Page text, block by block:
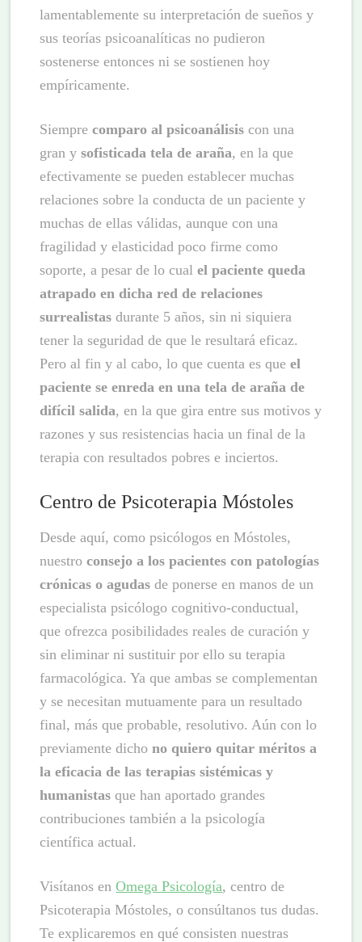
lamentablemente su interpretación de sueños y
sus teorías psicoanalíticas no pudieron
sostenerse entonces ni se sostienen hoy
empíricamente.
Siemprecomparo al psicoanálisis con una
gran ysofisticada tela de araña, en la que
efectivamente se pueden establecer muchas
relaciones sobre la conducta de un paciente y
muchas de ellas válidas, aunque con una
fragilidad y elasticidad poco firme como
soporte, a pesar de lo cualel paciente queda
atrapado en dicha red de relaciones
surrealistas durante 5 años, sin ni siquiera
tener la seguridad de que le resultará eficaz.
Pero al fin y al cabo, lo que cuenta es queel
paciente se enreda en una tela de araña de
difícil salida, en la que gira entre sus motivos y
razones y sus resistencias hacia un final de la
terapia con resultados pobres e inciertos.
Centro de Psicoterapia Móstoles
Desde aquí, como psicólogos en Móstoles,
nuestroconsejo a los pacientes con patologías
crónicas o agudas de ponerse en manos de un
especialista psicólogo cognitivo-conductual,
que ofrezca posibilidades reales de curación y
sin eliminar ni sustituir por ello su terapia
farmacológica. Ya que ambas se complementan
y se necesitan mutuamente para un resultado
final, más que probable, resolutivo. Aún con lo
previamente dichono quiero quitar méritos a
la eficacia de las terapias sistémicas y
humanistas que han aportado grandes
contribuciones también a la psicología
científica actual.
Visítanos enOmega Psicología, centro de
Psicoterapia Móstoles, o consúltanos tus dudas.
Te explicaremos en qué consisten nuestras